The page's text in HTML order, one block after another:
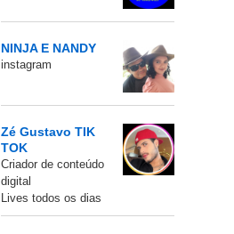
NINJA E NANDY
instagram
Zé Gustavo TIK
TOK
Criador de conteúdo
digital
Lives todos os dias